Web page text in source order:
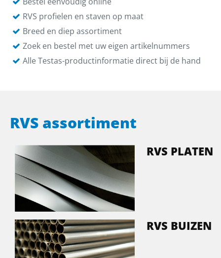
RVS profielen en staven op maat
Breed en diep assortiment
Zoek en bestel met uw eigen artikelnummers
Alle Testas-productinformatie direct bij de hand
RVS assortiment
RVS PLATEN
RVS BUIZEN